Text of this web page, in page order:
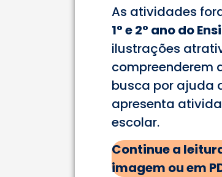
As atividades
1° e 2° ano do
ilustrações
compreenderem
busca por ajuda
apresenta
escolar.
Continue a
imagem ou em